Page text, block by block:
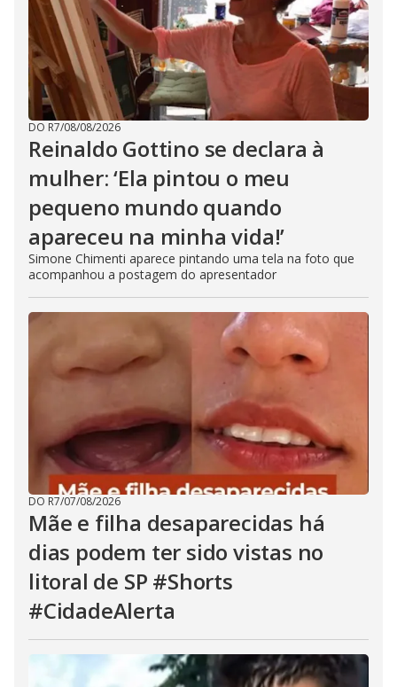
DO R7/08/08/2026
Reinaldo Gottino se declara à
mulher: ‘Ela pintou o meu
pequeno mundo quando
apareceu na minha vida!’
Simone Chimenti aparece pintando uma tela na foto que
acompanhou a postagem do apresentador
DO R7/07/08/2026
Mãe e filha desaparecidas há
dias podem ter sido vistas no
litoral de SP #Shorts
#CidadeAlerta